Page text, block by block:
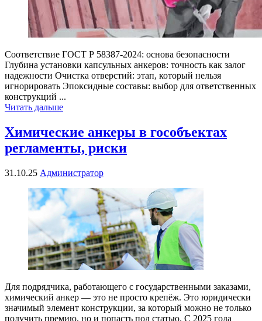
Соответствие ГОСТ Р 58387-2024: основа безопасности
Глубина установки капсульных анкеров: точность как залог
надежности Очистка отверстий: этап, который нельзя
игнорировать Эпоксидные составы: выбор для ответственных
конструкций ...
Читать дальше
Химические анкеры в гособъектах
регламенты, риски
31.10.25 Администратор
Для подрядчика, работающего с государственными заказами,
химический анкер — это не просто крепёж. Это юридически
значимый элемент конструкции, за который можно не только
получить премию, но и попасть под статью. С 2025 года